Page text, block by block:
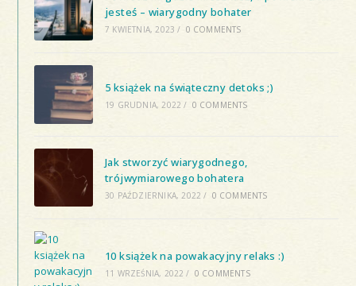
jesteś – wiarygodny bohater
7 KWIETNIA, 2023 / 0 COMMENTS
5 książek na świąteczny detoks ;)
19 GRUDNIA, 2022 / 0 COMMENTS
Jak stworzyć wiarygodnego,
trójwymiarowego bohatera
30 PAŹDZIERNIKA, 2022 / 0 COMMENTS
10 książek na powakacyjny relaks :)
11 WRZEŚNIA, 2022 / 0 COMMENTS